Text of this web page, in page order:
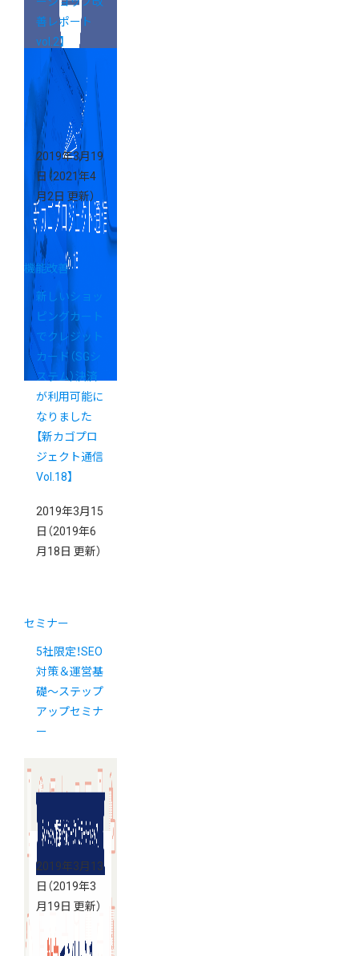
善レポート
vol.2】
2019年3月19
日 （2021年4
月2日 更新）
機能改善
新しいショッ
ピングカート
でクレジット
カード（SGシ
ステム）決済
が利用可能に
なりました
【新カゴプロ
ジェクト通信
Vol.18】
2019年3月15
日 （2019年6
月18日 更新）
セミナー
5社限定！SEO
対策＆運営基
礎〜ステップ
アップセミナ
ー
2019年3月13
日 （2019年3
月19日 更新）